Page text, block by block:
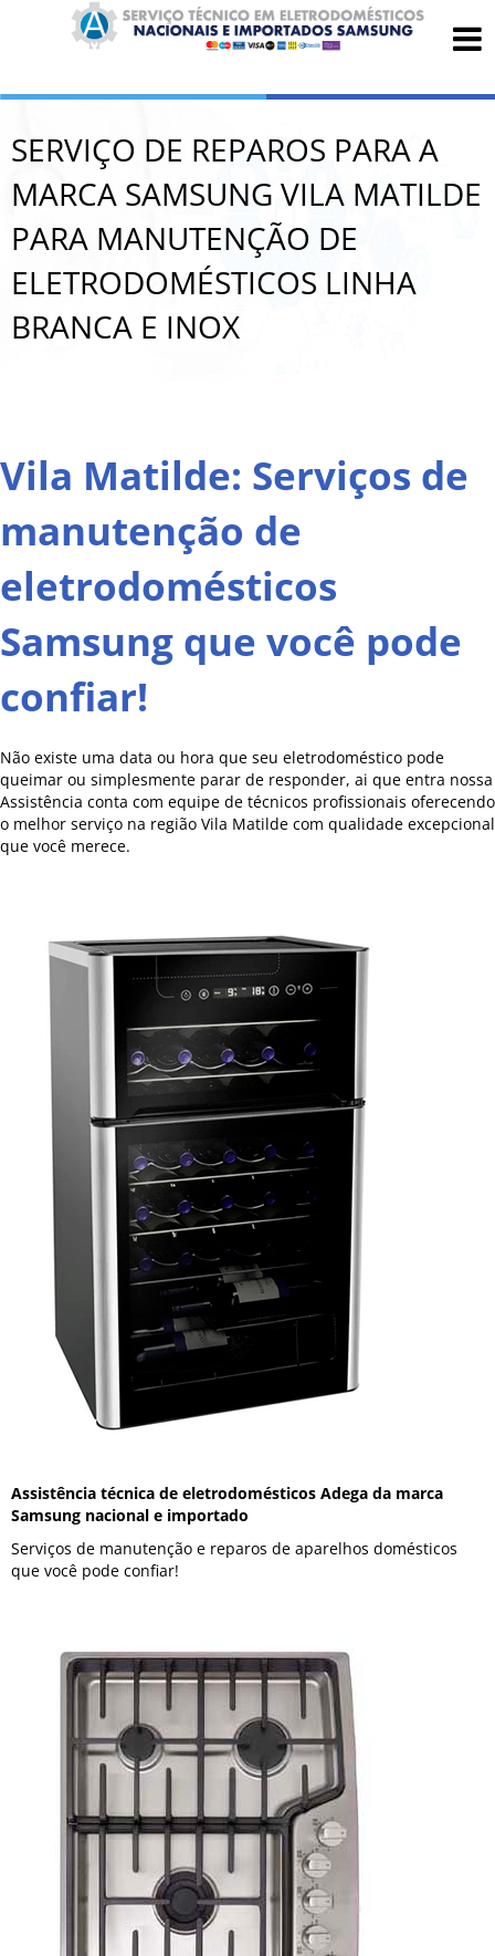
SERVIÇO DE REPAROS PARA A
MARCA SAMSUNG VILA MATILDE
PARA MANUTENÇÃO DE
ELETRODOMÉSTICOS LINHA
BRANCA E INOX
Vila Matilde: Serviços de
manutenção de
eletrodomésticos
Samsung que você pode
confiar!
Não existe uma data ou hora que seu eletrodoméstico pode
queimar ou simplesmente parar de responder, ai que entra nossa
Assistência conta com equipe de técnicos profissionais oferecendo
o melhor serviço na região Vila Matilde com qualidade excepcional
que você merece.
Assistência técnica de eletrodomésticos Adega da marca
Samsung nacional e importado
Serviços de manutenção e reparos de aparelhos domésticos
que você pode confiar!